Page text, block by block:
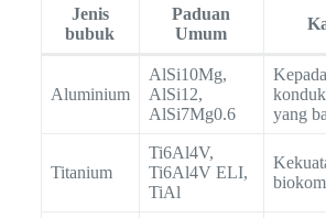
Jenis
bubuk
Paduan
Umum
Aluminium
AlSi10Mg,
AlSi12,
AlSi7Mg0.6
yang
Titanium
Ti6Al4V,
Ti6Al4V ELI,
TiAl